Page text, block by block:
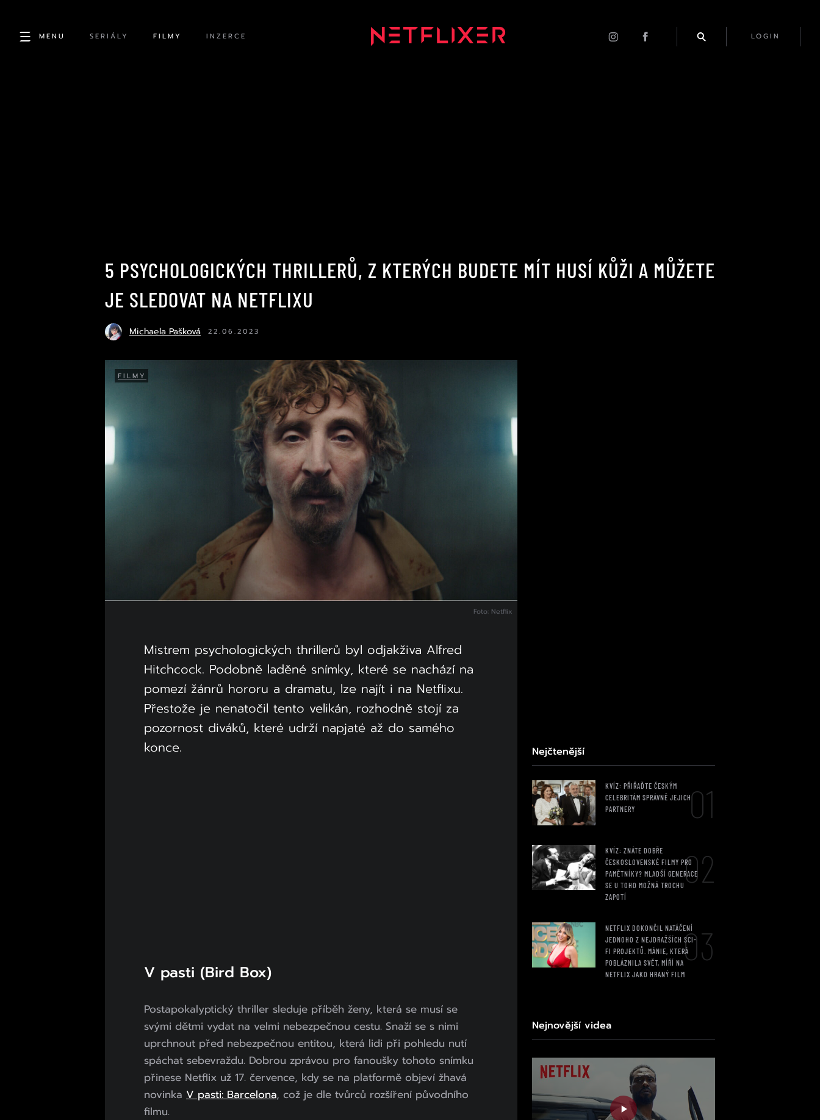
MENU SERIÁLY FILMY INZERCE LOGIN
5 PSYCHOLOGICKÝCH THRILLERŮ, Z KTERÝCH BUDETE MÍT HUSÍ KŮŽI A MŮŽETE
JE SLEDOVAT NA NETFLIXU
Michaela Pašková 22.06.2023
FILMY
Foto: Netflix
Mistrem psychologických thrillerů byl odjakživa Alfred
Hitchcock. Podobně laděné snímky, které se nachází na
pomezí žánrů hororu a dramatu, lze najít i na Netflixu.
Přestože je nenatočil tento velikán, rozhodně stojí za
pozornost diváků, které udrží napjaté až do samého
konce.
V pasti (Bird Box)
Postapokalyptický thriller sleduje příběh ženy, která se musí se
svými dětmi vydat na velmi nebezpečnou cestu. Snaží se s nimi
uprchnout před nebezpečnou entitou, která lidi při pohledu nutí
spáchat sebevraždu. Dobrou zprávou pro fanoušky tohoto snímku
přinese Netflix už 17. července, kdy se na platformě objeví žhavá
novinka V pasti: Barcelona, což je dle tvůrců rozšíření původního
filmu.
Nejčtenější
KVÍZ: PŘIŘAĎTE ČESKÝM
CELEBRITÁM SPRÁVNĚ JEJICH
PARTNERY
01
KVÍZ: ZNÁTE DOBŘE
ČESKOSLOVENSKÉ FILMY PRO
PAMĚTNÍKY? MLADŠÍ GENERACE
SE U TOHO MOŽNÁ TROCHU
ZAPOTÍ
02
NETFLIX DOKONČIL NATÁČENÍ
JEDNOHO Z NEJDRAŽŠÍCH SCI-
FI PROJEKTŮ. MÁNIE, KTERÁ
POBLÁZNILA SVĚT, MÍŘÍ NA
NETFLIX JAKO HRANÝ FILM
03
Nejnovější videa